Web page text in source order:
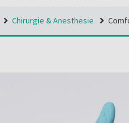
Chirurgie & Anesthesie